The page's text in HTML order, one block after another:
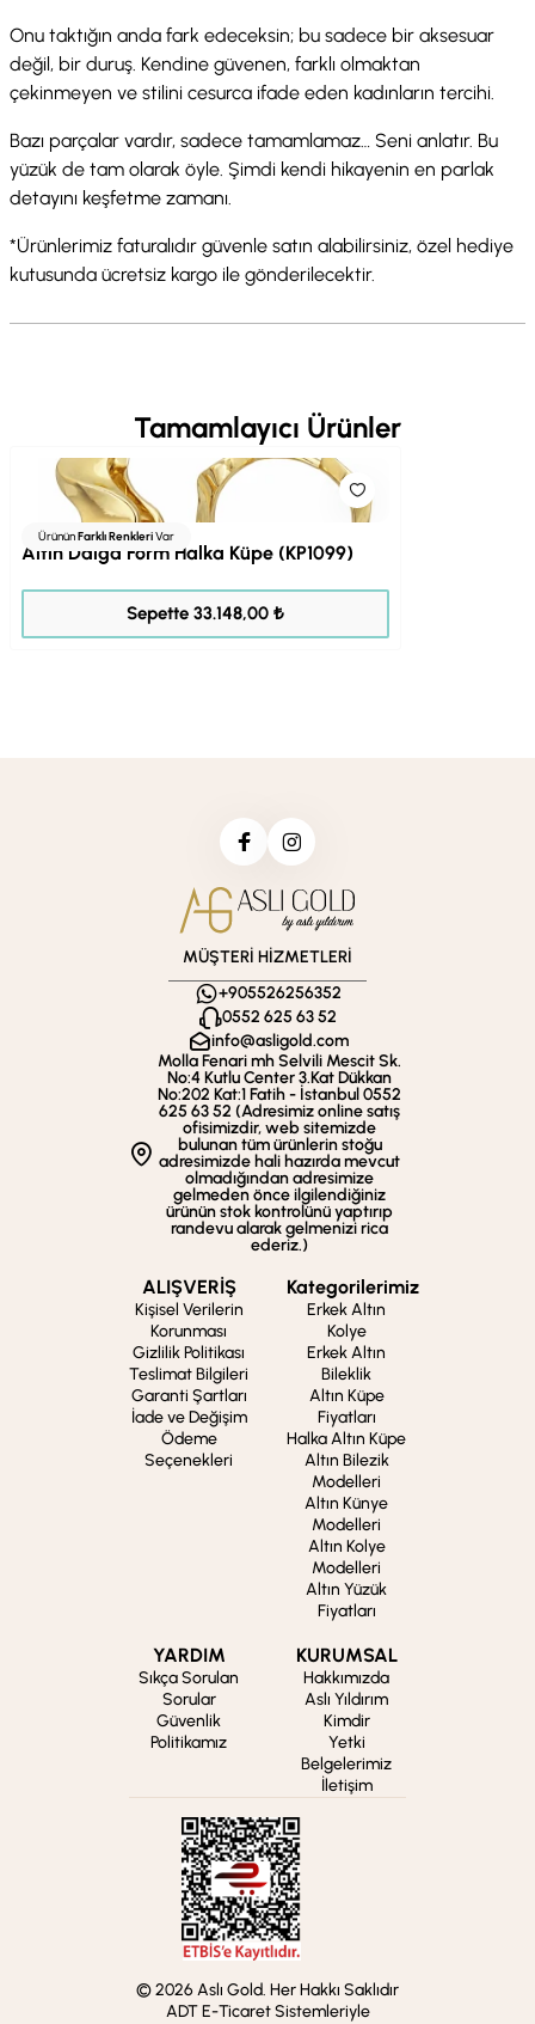
Onu taktığın anda fark edeceksin; bu sadece bir aksesuar
değil, bir duruş. Kendine güvenen, farklı olmaktan
çekinmeyen ve stilini cesurca ifade eden kadınların tercihi.
Bazı parçalar vardır, sadece tamamlamaz… Seni anlatır. Bu
yüzük de tam olarak öyle. Şimdi kendi hikayenin en parlak
detayını keşfetme zamanı.
*Ürünlerimiz faturalıdır güvenle satın alabilirsiniz, özel hediye
kutusunda ücretsiz kargo ile gönderilecektir.
Tamamlayıcı Ürünler
ÜrününFarklı RenkleriVar
Altın Dalga Form Halka Küpe (KP1099)
Sepette 33.148,00 ₺
MÜŞTERİ HİZMETLERİ
+905526256352
0552 625 63 52
info@asligold.com
Molla Fenari mh Selvili Mescit Sk.
No:4 Kutlu Center 3.Kat Dükkan
No:202 Kat:1 Fatih - İstanbul 0552
625 63 52 (Adresimiz online satış
ofisimizdir, web sitemizde
bulunan tüm ürünlerin stoğu
adresimizde hali hazırda mevcut
olmadığından adresimize
gelmeden önce ilgilendiğiniz
ürünün stok kontrolünü yaptırıp
randevu alarak gelmenizi rica
ederiz.)
ALIŞVERİŞ
Kişisel Verilerin
Korunması
Gizlilik Politikası
Teslimat Bilgileri
Garanti Şartları
İade ve Değişim
Ödeme
Seçenekleri
Kategorilerimiz
Erkek Altın
Kolye
Erkek Altın
Bileklik
Altın Küpe
Fiyatları
Halka Altın Küpe
Altın Bilezik
Modelleri
Altın Künye
Modelleri
Altın Kolye
Modelleri
Altın Yüzük
Fiyatları
YARDIM
Sıkça Sorulan
Sorular
Güvenlik
Politikamız
KURUMSAL
Hakkımızda
Aslı Yıldırım
Kimdir
Yetki
Belgelerimiz
İletişim
© 2026 Aslı Gold. Her Hakkı Saklıdır
ADT E-Ticaret Sistemleriyle